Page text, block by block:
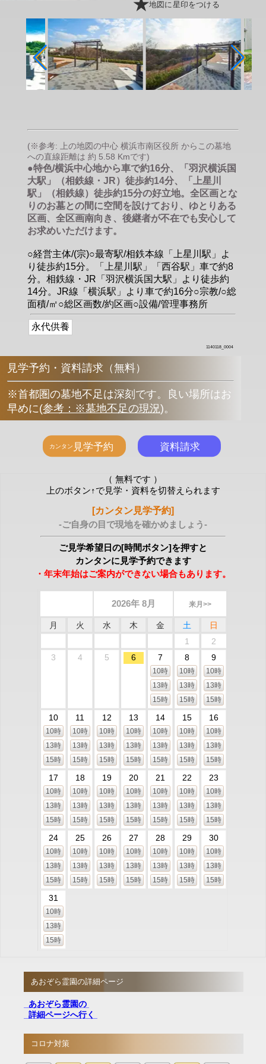
地図に星印をつける
(※参考: 上の地図の中心 横浜市南区役所 からこの墓地
への直線距離は 約 5.58 Kmです)
●特色/横浜中心地から車で約16分、「羽沢横浜国
大駅」（相鉄線・JR）徒歩約14分、「上星川
駅」（相鉄線）徒歩約15分の好立地。全区画とな
りのお墓との間に空間を設けており、ゆとりある
区画、全区画南向き、後継者が不在でも安心して
お求めいただけます。
○経営主体/(宗)○最寄駅/相鉄本線「上星川駅」よ
り徒歩約15分。「上星川駅」「西谷駅」車で約8
分。相鉄線・JR「羽沢横浜国大駅」より徒歩約
14分。JR線「横浜駅」より車で約16分○宗教/○総
面積/㎡○総区画数/約区画○設備/管理事務所
永代供養
1140118_0004
見学予約・資料請求（無料）
※首都圏の墓地不足は深刻です。良い場所はお
早めに(参考：※墓地不足の現況)。
（ 無料です ）
上のボタン↑で見学・資料を切替えられます
[カンタン見学予約]
-ご自身の目で現地を確かめましょう-
ご見学希望日の[時間ボタン]を押すと
カンタンに見学予約できます
・年末年始はご案内ができない場合もあります。
2026年 8月 来月>>
月 火 水 木 金 土
日
1
2
3
4 5 6 7
10時
13時
15時
8
10時
13時
15時
9
10時
13時
15時
10
10時
13時
15時
11
10時
13時
15時
12
10時
13時
15時
13
10時
13時
15時
14
10時
13時
15時
15
10時
13時
15時
16
10時
13時
15時
17
10時
13時
15時
18
10時
13時
15時
19
10時
13時
15時
20
10時
13時
15時
21
10時
13時
15時
22
10時
13時
15時
23
10時
13時
15時
24
10時
13時
15時
25
10時
13時
15時
26
10時
13時
15時
27
10時
13時
15時
28
10時
13時
15時
29
10時
13時
15時
30
10時
13時
15時
31
10時
13時
15時
あおぞら霊園の詳細ページ
あおぞら霊園の
詳細ページへ行く
コロナ対策